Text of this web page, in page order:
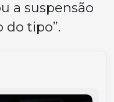
a suspensão
do tipo”.